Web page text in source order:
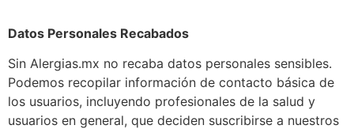
Datos Personales Recabados
Sin Alergias.mx no recaba datos personales sensibles.
Podemos recopilar información de contacto básica de
los usuarios, incluyendo profesionales de la salud y
usuarios en general, que deciden suscribirse a nuestros